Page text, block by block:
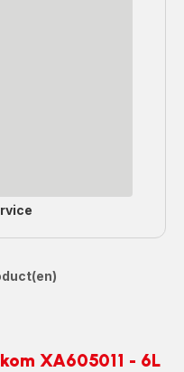
XA605011 - 6L